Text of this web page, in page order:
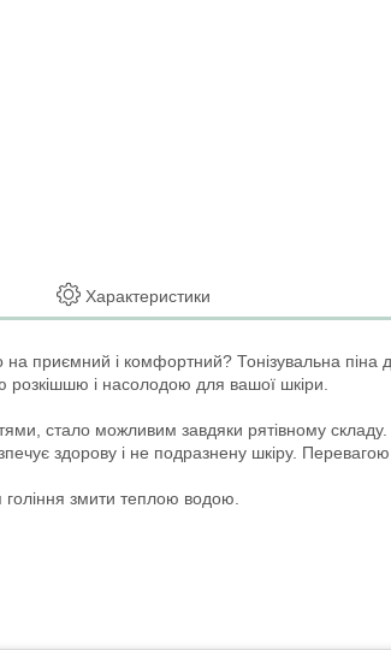
Характеристики
приємний і комфортний? Тонізувальна піна
розкішшю і насолодою для вашої шкіри.
стало можливим завдяки рятівному
здорову і не подразнену шкіру.
гоління змити теплою водою.